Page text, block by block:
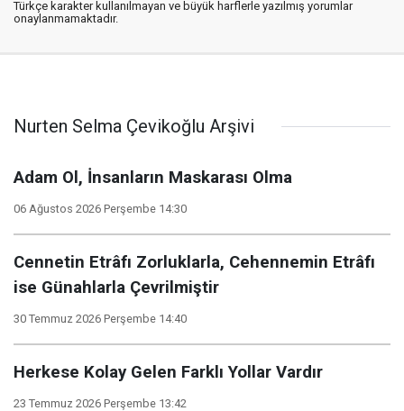
Türkçe karakter kullanılmayan ve büyük harflerle yazılmış yorumlar
onaylanmamaktadır.
Nurten Selma Çevikoğlu Arşivi
Adam Ol, İnsanların Maskarası Olma
06 Ağustos 2026 Perşembe 14:30
Cennetin Etrâfı Zorluklarla, Cehennemin Etrâfı
ise Günahlarla Çevrilmiştir
30 Temmuz 2026 Perşembe 14:40
Herkese Kolay Gelen Farklı Yollar Vardır
23 Temmuz 2026 Perşembe 13:42